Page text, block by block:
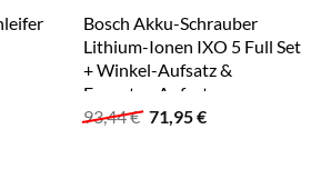
Bosch Akku-Schrauber
Lithium-Ionen IXO 5 Full Set
+ Winkel-Aufsatz &
Exzenter-Aufsatz
93,44€ Ursprünglicher
Preis
71,95€Aktueller